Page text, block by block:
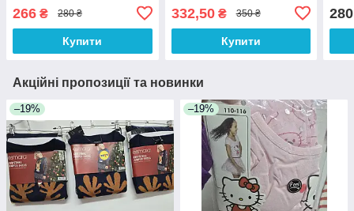
266 ₴ 280 ₴
Купити
332,50₴ 350 ₴
Купити
280
Акційні пропозиції та новинки
–19% –19%